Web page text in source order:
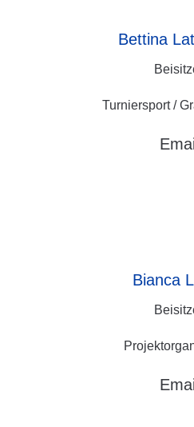
Bettina
Turniersport /
Bianca